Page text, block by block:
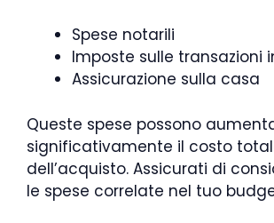
Spese notarili
Imposte sulle transazioni
Assicurazione sulla casa
Queste spese possono
significativamente il costo
dell’acquisto. Assicurati di
le spese correlate nel tuo